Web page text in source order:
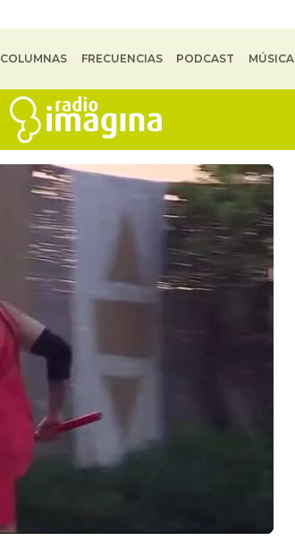
COLUMNAS FRECUENCIAS PODCAST MÚSICA